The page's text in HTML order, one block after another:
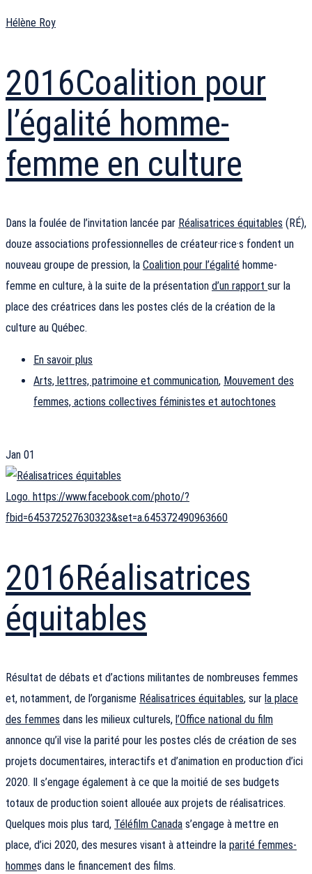
Hélène Roy
2016Coalition pour
l’égalité homme-
femme en culture
Dans la foulée de l’invitation lancée par Réalisatrices équitables (RÉ),
douze associations professionnelles de créateur·rice·s fondent un
nouveau groupe de pression, la Coalition pour l’égalité homme-
femme en culture, à la suite de la présentation d’un rapport sur la
place des créatrices dans les postes clés de la création de la
culture au Québec.
En savoir plus
Arts, lettres, patrimoine et communication, Mouvement des
femmes, actions collectives féministes et autochtones
Jan 01
Logo. https://www.facebook.com/photo/?
fbid=645372527630323&set=a.645372490963660
2016Réalisatrices
équitables
Résultat de débats et d’actions militantes de nombreuses femmes
et, notamment, de l’organisme Réalisatrices équitables, sur la place
des femmes dans les milieux culturels, l’Office national du film
annonce qu’il vise la parité pour les postes clés de création de ses
projets documentaires, interactifs et d’animation en production d’ici
2020. Il s’engage également à ce que la moitié de ses budgets
totaux de production soient allouée aux projets de réalisatrices.
Quelques mois plus tard, Téléfilm Canada s’engage à mettre en
place, d’ici 2020, des mesures visant à atteindre la parité femmes-
hommes dans le financement des films.